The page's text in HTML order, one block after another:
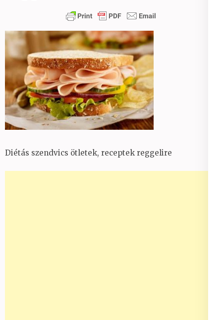
Diétás szendvics ötletek, receptek reggelire